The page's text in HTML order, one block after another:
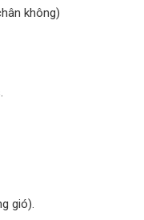
không)
gió).